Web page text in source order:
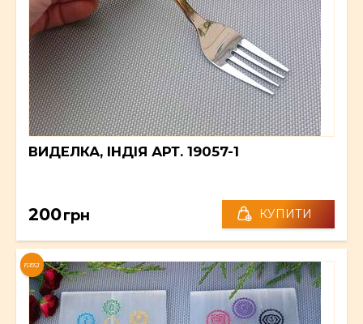
ВИДЕЛКА, ІНДІЯ АРТ. 19057-1
200грн КУПИТИ
NEW